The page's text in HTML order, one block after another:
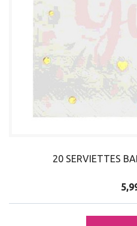
20 SERVIETTES